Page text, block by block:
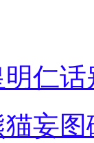
仁
妄